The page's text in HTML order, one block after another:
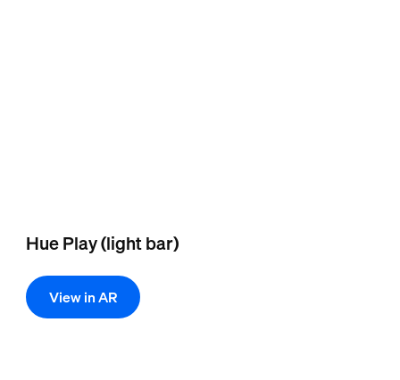
Hue Play (light bar)
View in AR